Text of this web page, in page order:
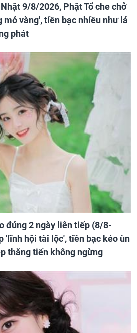
9/8/2026, Phật Tổ che chở
mỏ vàng', tiền bạc nhiều như lá
phát
đúng 2 ngày liên tiếp (8/8-
'lĩnh hội tài lộc', tiền bạc kéo ùn
thăng tiến không ngừng